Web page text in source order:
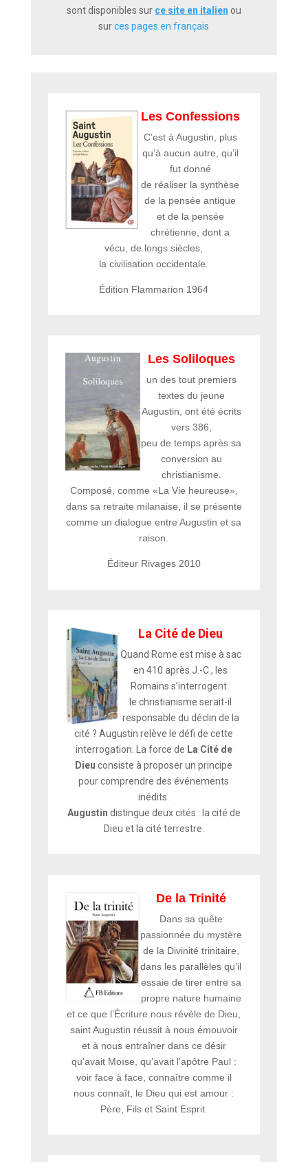
sont disponibles sur ce site en italien ou
surces pages en français
Les Confessions
C’est à Augustin, plus
qu’à aucun autre, qu’il
fut donné
de réaliser la synthèse
de la pensée antique
et de la pensée
chrétienne, dont a
vécu, de longs siècles,
la civilisation occidentale.
Édition Flammarion 1964
Les Soliloques
un des tout premiers
textes du jeune
Augustin, ont été écrits
vers 386,
peu de temps après sa
conversion au
christianisme.
Composé, comme «La Vie heureuse»,
dans sa retraite milanaise, il se présente
comme un dialogue entre Augustin et sa
raison.
Éditeur Rivages 2010
La Cité de Dieu
Quand Rome est mise à sac
en 410 après J.-C., les
Romains s’interrogent :
le christianisme serait-il
responsable du déclin de la
cité ? Augustin relève le défi de cette
interrogation. La force de La Cité de
Dieu consiste à proposer un principe
pour comprendre des événements
inédits.
Augustin distingue deux cités : la cité de
Dieu et la cité terrestre.
De la Trinité
Dans sa quête
passionnée du mystère
de la Divinité trinitaire,
dans les parallèles qu’il
essaie de tirer entre sa
propre nature humaine
et ce que l’Écriture nous révèle de Dieu,
saint Augustin réussit à nous émouvoir
et à nous entraîner dans ce désir
qu’avait Moïse, qu’avait l’apôtre Paul :
voir face à face, connaître comme il
nous connaît, le Dieu qui est amour :
Père, Fils et Saint Esprit.